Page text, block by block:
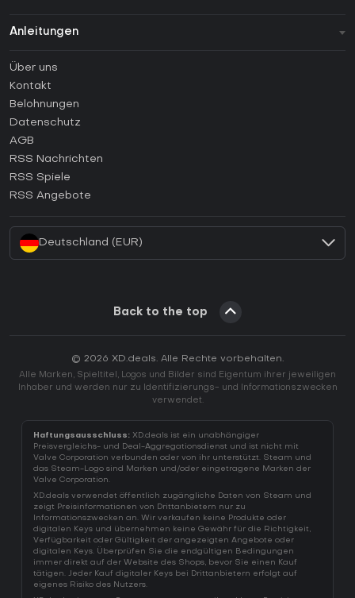
Anleitungen
Anleitungen
Wie aktiviert man einen Steam CD Key?
Wie aktiviert man einen Epic Games CD Key?
Wie aktiviert man einen GOG CD Key?
Wie aktiviert man einen Ubisoft Connect CD Key?
Über uns
Kontakt
Belohnungen
Datenschutz
AGB
RSS Nachrichten
RSS Spiele
RSS Angebote
Deutschland (EUR)
Back to the top
© 2026 XD.deals. Alle Rechte vorbehalten.
Alle Marken, Spieltitel, Logos und Bilder sind Eigentum ihrer jeweiligen
Inhaber und werden nur zu Identifizierungs- und Informationszwecken
verwendet.
Haftungsausschluss: XD.deals ist ein unabhängiger
Preisvergleichs- und Deal-Aggregationsdienst und ist nicht mit
Valve Corporation verbunden oder von ihr unterstützt. Steam und
das Steam-Logo sind Marken und/oder eingetragene Marken der
Valve Corporation.
XD.deals verwendet öffentlich zugängliche Daten von Steam und
zeigt Preisinformationen von Drittanbietern nur zu
Informationszwecken an. Wir verkaufen keine Produkte oder
digitalen Keys und übernehmen keine Gewähr für die Richtigkeit,
Verfügbarkeit oder Gültigkeit der angezeigten Angebote oder
digitalen Keys. Überprüfen Sie die endgültigen Bedingungen
immer direkt auf der Website des Shops, bevor Sie einen Kauf
tätigen. Jeder Kauf digitaler Keys bei Drittanbietern erfolgt auf
eigenes Risiko des Nutzers.